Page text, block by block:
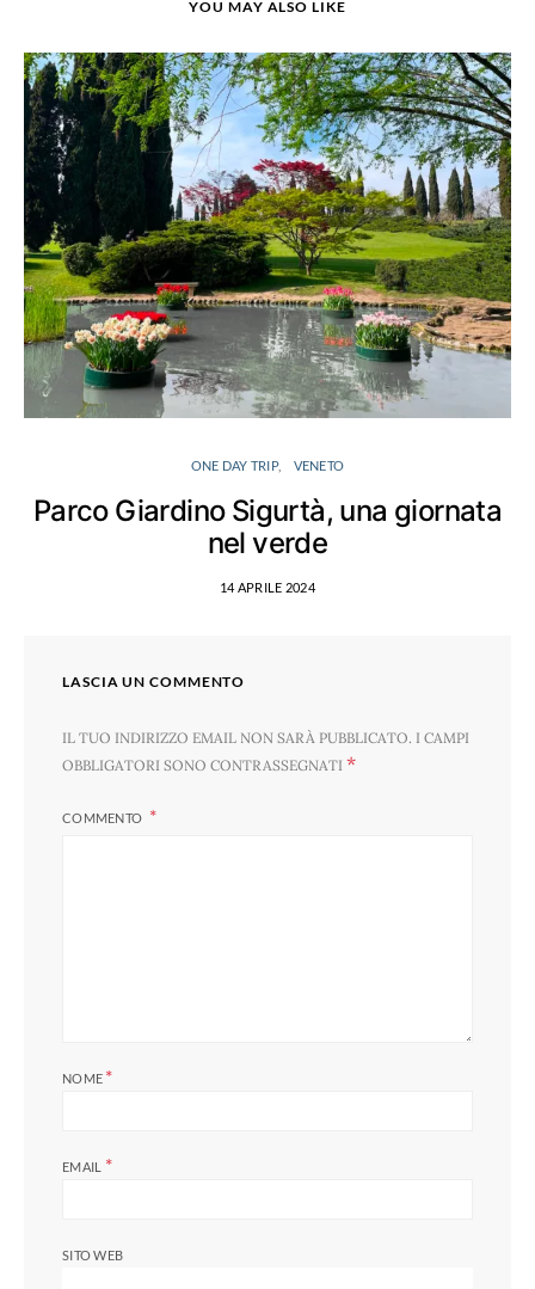
YOU MAY ALSO LIKE
ONE DAY TRIP VENETO
Parco Giardino Sigurtà, una giornata
nel verde
14 APRILE 2024
LASCIA UN COMMENTO
IL TUO INDIRIZZO EMAIL NON SARÀ PUBBLICATO. I CAMPI
OBBLIGATORI SONO CONTRASSEGNATI *
COMMENTO
NOME *
EMAIL *
SITO WEB